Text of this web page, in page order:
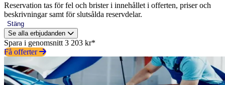
Reservation tas för fel och brister i innehållet i offerten, priser och
beskrivningar samt för slutsålda reservdelar.
Stäng
Se alla erbjudanden
Spara i genomsnitt 3 203 kr*
Få offerter